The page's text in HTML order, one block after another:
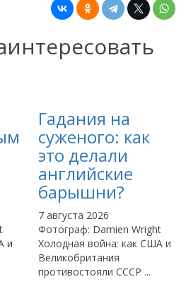
и
Гадания на
суженого: как
это делали
английские
барышни?
7 августа 2026
Фотограф: Damien Wright
Холодная война: как США и
Великобритания
противостояли СССР ...